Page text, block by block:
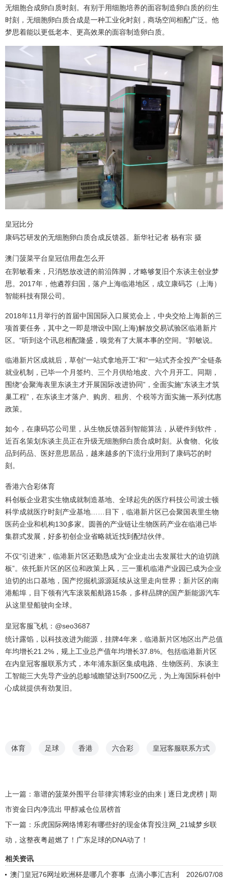
无细胞合成卵白质时刻。有别于用细胞培养的面容制造卵白质的衍生
时刻，无细胞卵白质合成是一种工业化时刻，商场空间相配广泛。他
梦思着能以更低老本、更高效果的面容制造卵白质。
皇冠比分
康码芯研发的无细胞卵白质合成反馈器。新华社记者 杨有宗 摄
澳门菠菜平台皇冠信用盘怎么开
在郭敏看来，只消怒放改进的前沿阵脚，才略够复旧个东谈主创业梦
思。2017年，他遴荐归国，落户上海临港地区，成立康码芯（上海）
智能科技有限公司。
2018年11月举行的首届中国国际入口展览会上，中央交给上海新的三
项首要任务，其中之一即是增设中国(上海)解放交易试验区临港新片
区。“听到这个讯息相配隆盛，嗅觉有了大展本事的空间。”郭敏说。
临港新片区成就后，草创“一站式拿地开工”和“一站式齐全投产”全链条
就业机制，已毕一个月签约、三个月供给地皮、六个月开工。同期，
围绕“会聚海表里东谈主才开展国际改进协同”，全面实施“东谈主才筑
巢工程”，在东谈主才落户、购房、租房、个税等方面实施一系列优惠
政策。
如今，在康码芯公司里，从生物反馈器到智能算法，从硬件到软件，
近百名策划东谈主员正在升级无细胞卵白质合成时刻。从食物、化妆
品到药品、医好意思居品，越来越多的下流行业用到了康码芯的时
刻。
香港六合彩体育
科创板企业君实生物成就制造基地、全球起先的医疗科技公司波士顿
科学成就医疗时刻产业基地……目下，临港新片区已会聚国表里生物
医药企业和机构130多家。圆善的产业链让生物医药产业在临港已毕
集群式发展，好多初创企业省略就近找到配结伙伴。
不仅“引进来”，临港新片区还勤恳成为“企业走出去发展壮大的迫切跳
板”。依托新片区的区位和政策上风，三一重机临港产业园已成为企业
迫切的出口基地，国产挖掘机源源延续从这里走向世界；新片区的南
港船埠，目下领有汽车滚装船航路15条，多样品牌的国产新能源汽车
从这里登船驶向全球。
皇冠客服飞机：@seo3687
统计露馅，以科技改进为能源，挂牌4年来，临港新片区地区出产总值
年均增长21.2%，规上工业总产值年均增长37.8%。包括临港新片区
在内皇冠客服联系方式，本年浦东新区集成电路、生物医药、东谈主
工智能三大先导产业的总畛域瞻望达到7500亿元，为上海国际科创中
心成就提供有劲复旧。
体育 足球 香港 六合彩 皇冠客服联系方式
上一篇： 靠谱的菠菜外围平台菲律宾博彩业的由来 | 逐日龙虎榜 | 期
市资金日内净流出 甲醇减仓位居榜首
下一篇： 乐虎国际网络博彩有哪些好的现金体育投注网_21城梦乡联
动，这整夜粤超燃了！广东足球的DNA动了！
相关资讯
2026/07/08
澳门皇冠76网址欧洲杯是哪几个赛事_点滴小事汇吉利